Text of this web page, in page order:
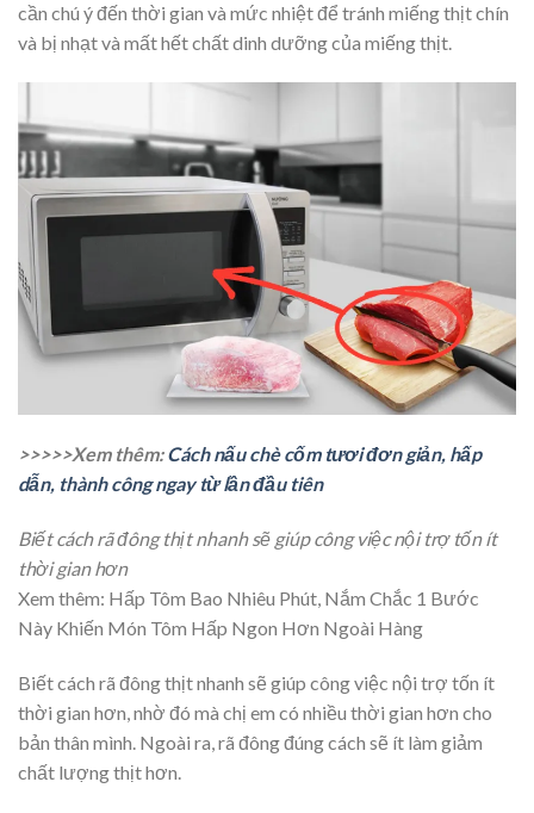
cần chú ý đến thời gian và mức nhiệt để tránh miếng thịt chín
và bị nhạt và mất hết chất dinh dưỡng của miếng thịt.
>>>>>Xem thêm:Cách nấu chè cốm tươi đơn giản, hấp
dẫn, thành công ngay từ lần đầu tiên
Biết cách rã đông thịt nhanh sẽ giúp công việc nội trợ tốn ít
thời gian hơn
Xem thêm: Hấp Tôm Bao Nhiêu Phút, Nắm Chắc 1 Bước
Này Khiến Món Tôm Hấp Ngon Hơn Ngoài Hàng
Biết cách rã đông thịt nhanh sẽ giúp công việc nội trợ tốn ít
thời gian hơn, nhờ đó mà chị em có nhiều thời gian hơn cho
bản thân mình. Ngoài ra, rã đông đúng cách sẽ ít làm giảm
chất lượng thịt hơn.